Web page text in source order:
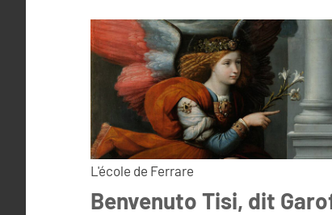
L'école de Ferrare
Benvenuto Tisi, dit